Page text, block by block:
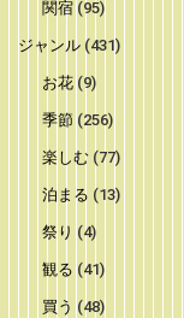
関宿(95)
ジャンル (431)
お花(9)
季節 (256)
楽しむ (77)
泊まる (13)
祭り (4)
観る (41)
買う (48)